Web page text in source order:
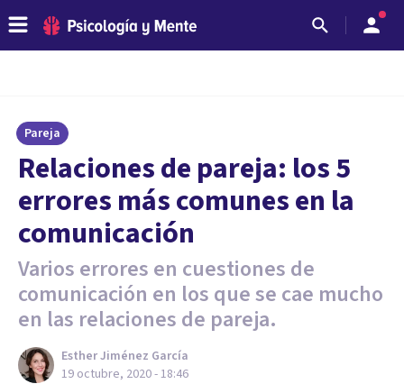
Pareja
Relaciones de pareja: los 5
errores más comunes en la
comunicación
Varios errores en cuestiones de
comunicación en los que se cae mucho
en las relaciones de pareja.
Esther Jiménez García
19 octubre, 2020 - 18:46